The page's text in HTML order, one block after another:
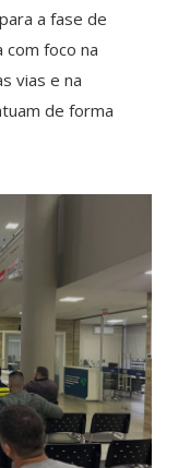
a fase de
com foco na
vias e na
de forma